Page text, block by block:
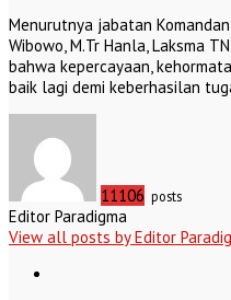
Menurutnya jabatan
Wibowo, M.Tr Hanla, Laksma
bahwa kepercayaan,
baik lagi demi keberhasilan
11106 posts
Editor Paradigma
View all posts by Editor